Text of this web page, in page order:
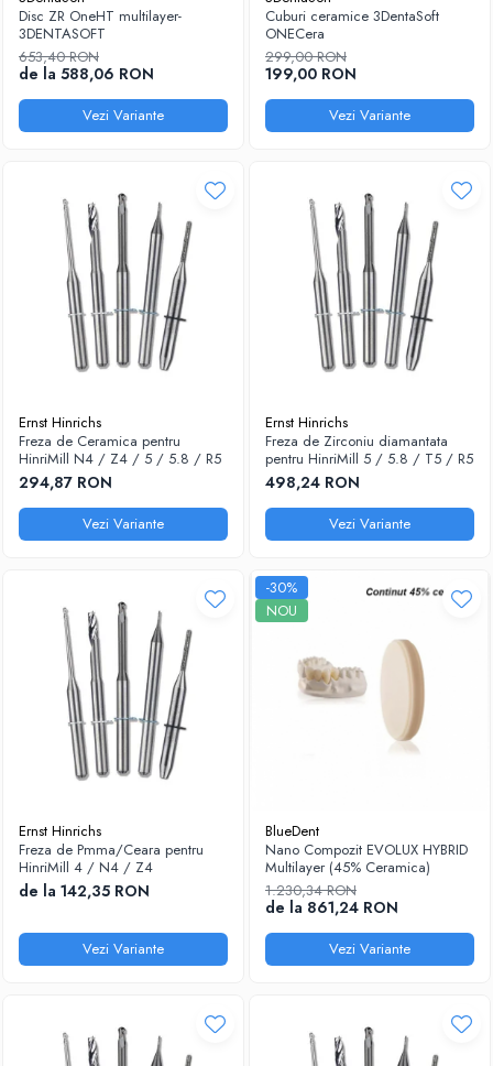
Disc Nano Compozit
Disc PMMA Eldy Plus
Diverse
hs-opaque
Sablatoare
Soclatoare
Disc ZR OneHT multilayer-
3DENTASOFT
653,40 RON
de la 588,06 RON
Vezi Variante
Cuburi ceramice 3DentaSoft
ONECera
299,00 RON
199,00 RON
Vezi Variante
Ernst Hinrichs
Freza de Ceramica pentru
HinriMill N4 / Z4 / 5 / 5.8 / R5
294,87 RON
Vezi Variante
Ernst Hinrichs
Freza de Zirconiu diamantata
pentru HinriMill 5 / 5.8 / T5 / R5
498,24 RON
Vezi Variante
Ernst Hinrichs
Freza de Pmma/Ceara pentru
HinriMill 4 / N4 / Z4
de la 142,35 RON
Vezi Variante
-30%
NOU
BlueDent
Nano Compozit EVOLUX HYBRID
Multilayer (45% Ceramica)
1.230,34 RON
de la 861,24 RON
Vezi Variante